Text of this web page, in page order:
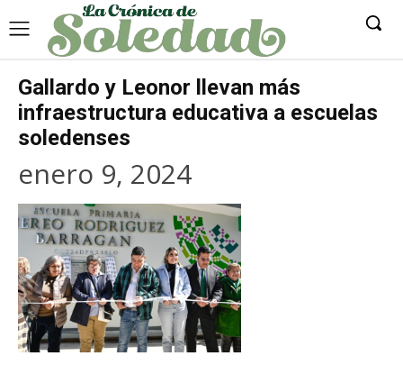
Gallardo y Leonor llevan más
infraestructura educativa a escuelas
soledenses
enero 9, 2024